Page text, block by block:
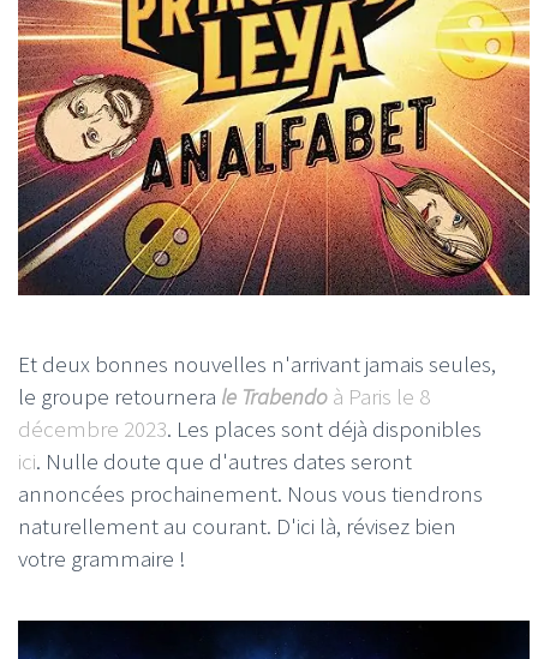
Et deux bonnes nouvelles n'arrivant jamais seules,
le groupe retournera le Trabendo à Paris le 8
décembre 2023. Les places sont déjà disponibles
ici. Nulle doute que d'autres dates seront
annoncées prochainement. Nous vous tiendrons
naturellement au courant. D'ici là, révisez bien
votre grammaire !